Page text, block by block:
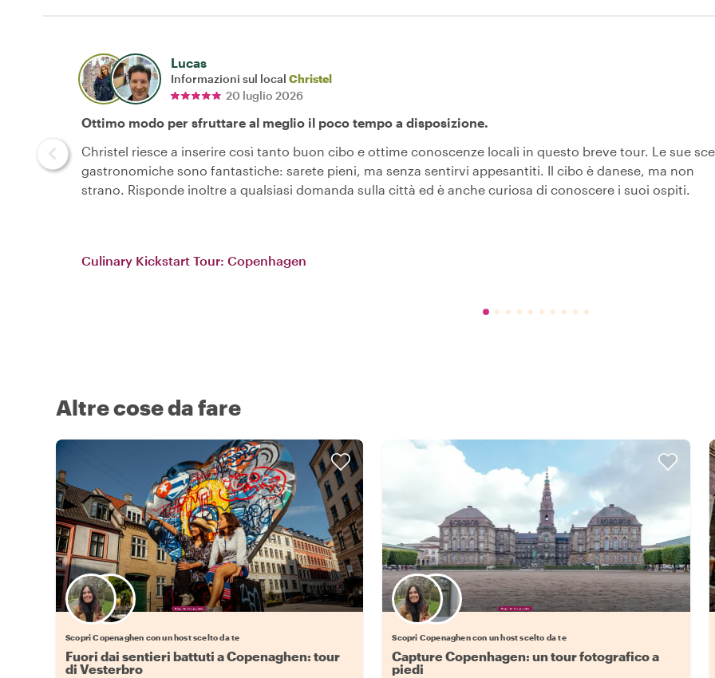
Lucas
Informazioni sul local Christel
20 luglio 2026
Ottimo modo per sfruttare al meglio il poco tempo a disposizione.
Christel riesce a inserire così tanto buon cibo e ottime conoscenze locali in questo breve tour. Le sue
gastronomiche sono fantastiche: sarete pieni, ma senza sentirvi appesantiti. Il cibo è danese, ma non
strano. Risponde inoltre a qualsiasi domanda sulla città ed è anche curiosa di conoscere i suoi ospiti.
Culinary Kickstart Tour: Copenhagen
Altre cose da fare
Scegli il tuo local preferito
Scopri Copenaghen con un host scelto da te
Fuori dai sentieri battuti a Copenaghen: tour
di Vesterbro
Scegli il tuo local preferito
Scopri Copenaghen con un host scelto da te
Capture Copenhagen: un tour fotografico a
piedi